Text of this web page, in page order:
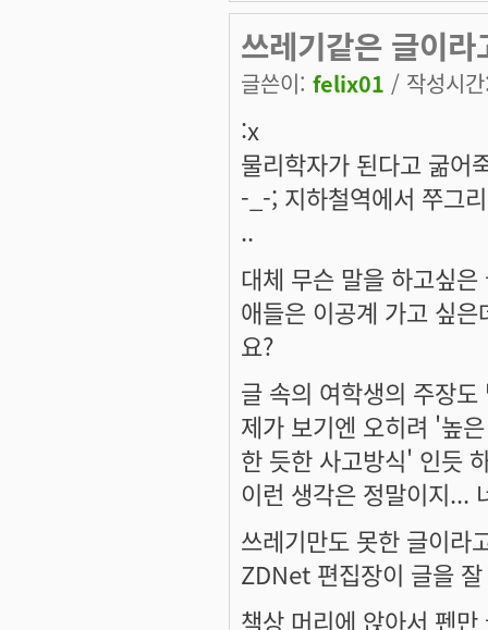
쓰레기같은 글이
글쓴이: felix01 / 작성시
:x
물리학자가 된다고 굶어
-_-; 지하철역에서 쭈그
..
대체 무슨 말을 하고싶
애들은 이공계 가고 싶
요?
글 속의 여학생의 주장
제가 보기엔 오히려 '높
한 듯한 사고방식' 인듯
이런 생각은 정말이지...
쓰레기만도 못한 글이라
ZDNet 편집장이 글을
책상 머리에 앉아서 펜